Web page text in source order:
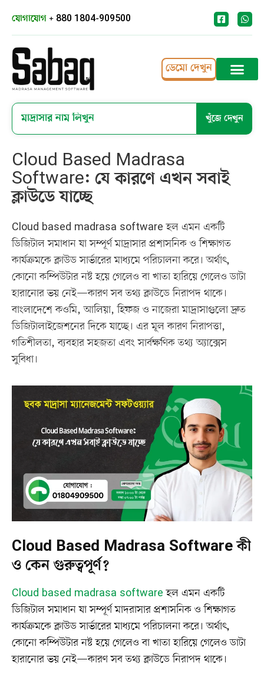
যোগাযোগ + 880 1804-909500
ডেমো দেখুন
খুঁজে দেখুন
Cloud Based Madrasa
Software: যে কারণে এখন সবাই
ক্লাউডে যাচ্ছে
Cloud based madrasa software হল এমন একটি
ডিজিটাল সমাধান যা সম্পূর্ণ মাদ্রাসার প্রশাসনিক ও শিক্ষাগত
কার্যক্রমকে ক্লাউড সার্ভারের মাধ্যমে পরিচালনা করে। অর্থাৎ,
কোনো কম্পিউটার নষ্ট হয়ে গেলেও বা খাতা হারিয়ে গেলেও ডাটা
হারানোর ভয় নেই—কারণ সব তথ্য ক্লাউডে নিরাপদ থাকে।
বাংলাদেশে কওমি, আলিয়া, হিফজ ও নাজেরা মাদ্রাসাগুলো দ্রুত
ডিজিটালাইজেশনের দিকে যাচ্ছে। এর মূল কারণ নিরাপত্তা,
গতিশীলতা, ব্যবহার সহজতা এবং সার্বক্ষণিক তথ্য অ্যাক্সেস
সুবিধা।
Cloud Based Madrasa Software কী
ও কেন গুরুত্বপূর্ণ?
Cloud based madrasa software হল এমন একটি
ডিজিটাল সমাধান যা সম্পূর্ণ মাদরাসার প্রশাসনিক ও শিক্ষাগত
কার্যক্রমকে ক্লাউড সার্ভারের মাধ্যমে পরিচালনা করে। অর্থাৎ,
কোনো কম্পিউটার নষ্ট হয়ে গেলেও বা খাতা হারিয়ে গেলেও ডাটা
হারানোর ভয় নেই—কারণ সব তথ্য ক্লাউডে নিরাপদ থাকে।